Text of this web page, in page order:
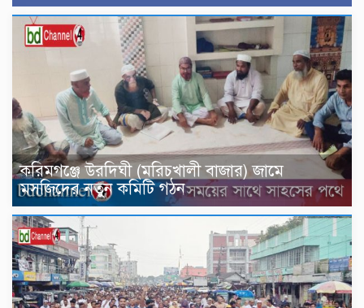
করিমগঞ্জে উরদিঘী (মরিচখালী বাজার) জামে
মসজিদের নতুন কমিটি গঠন